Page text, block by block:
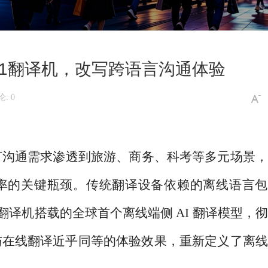
译机，改写跨语言沟通体验
: 0
通需求渗透到旅游、商务、科考等多元场景
的关键瓶颈。传统翻译设备依赖的离线语言
译机搭载的全球首个离线端侧 AI 翻译模型，
线翻译近乎同等的体验效果，重新定义了离